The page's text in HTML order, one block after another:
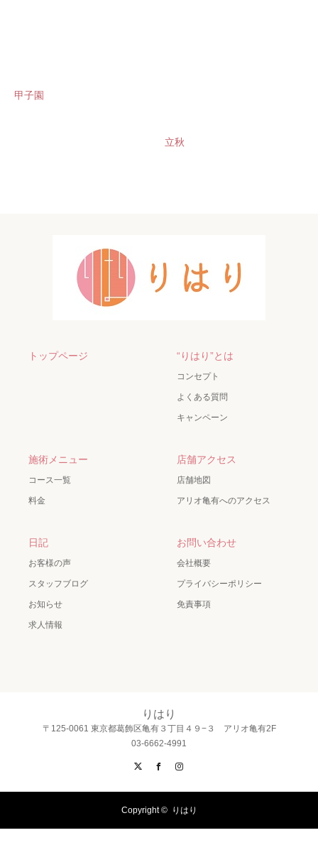
甲子園
立秋
トップページ “りはり”とは
コンセプト
よくある質問
キャンペーン
施術メニュー
コース一覧
料金
店舗アクセス
店舗地図
アリオ亀有へのアクセス
日記
お客様の声
スタッフブログ
お知らせ
求人情報
お問い合わせ
会社概要
プライバシーポリシー
免責事項
りはり
〒125-0061 東京都葛飾区亀有３丁目４９−３ アリオ亀有2F
03-6662-4991
Facebook
Copyright © りはり